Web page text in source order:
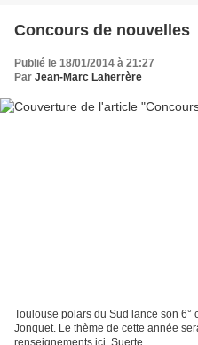
Concours de nouvelles
Publié le 18/01/2014 à 21:27
Par Jean-Marc Laherrère
Toulouse polars du Sud lance son
Jonquet. Le thème de cette année
renseignements ici. Suerte.